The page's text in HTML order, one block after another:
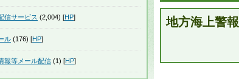
地方海上警報
信サービス (2,004) [HP]
ル (176) [HP]
報等メール配信 (1) [HP]